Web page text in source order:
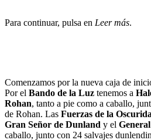
Para continuar, pulsa en Leer más.
Comenzamos por la nueva caja de
Por el Bando de la Luz tenemos a
Rohan, tanto a pie como a caballo,
de Rohan. Las Fuerzas de la
Gran Señor de Dunland y el
caballo, junto con 24 salvajes